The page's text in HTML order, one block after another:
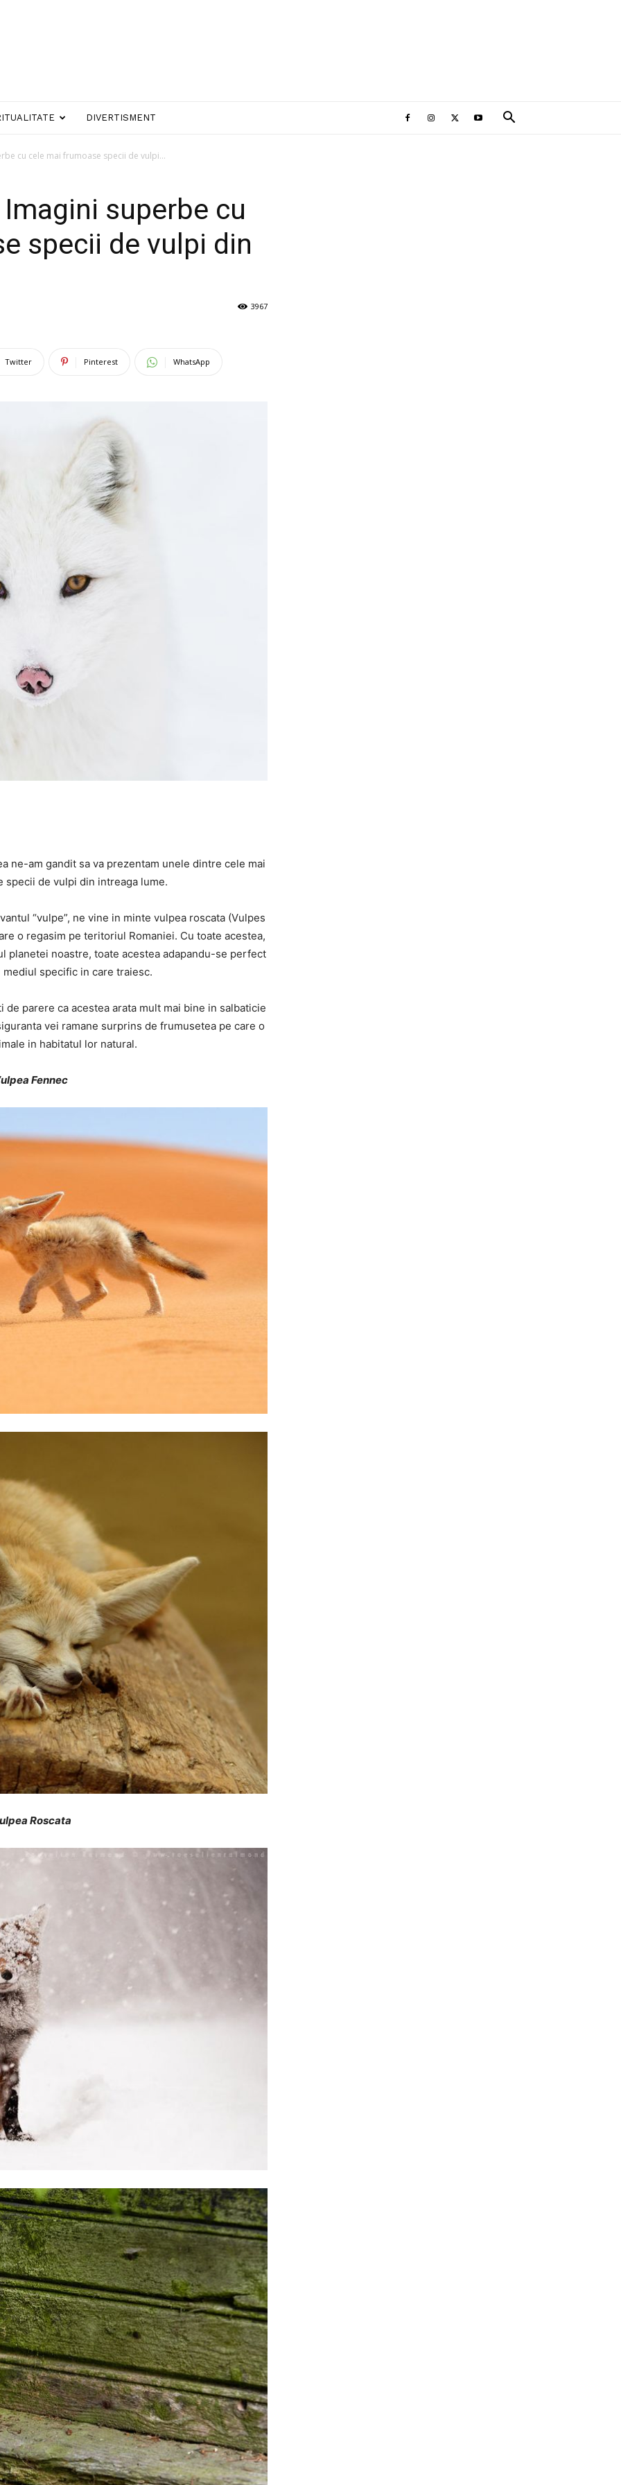
DIVERTISMENT
cu cele mai frumoase specii de vulpi...
superbe cu
specii de vulpi din
3967
Twitter Pinterest WhatsApp
ne-am gandit sa va prezentam unele dintre cele mai
specii de vulpi din intreaga lume.
“vulpe”, ne vine in minte vulpea roscata (Vulpes
o regasim pe teritoriul Romaniei. Cu toate acestea,
noastre, toate acestea adapandu-se perfect
specific in care traiesc.
parere ca acestea arata mult mai bine in salbaticie
vei ramane surprins de frumusetea pe care o
in habitatul lor natural.
Fennec
Roscata